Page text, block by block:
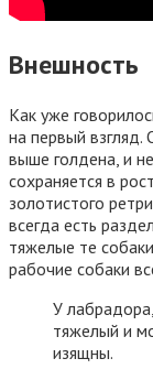
Внешность
Как уже
на первый
выше голдена, и
сохраняется в
золотистого
всегда есть
тяжелые те
рабочие собаки
У
тяжелый и
изящны.